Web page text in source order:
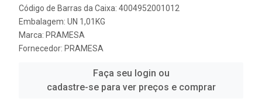
Código de Barras da Caixa: 4004952001012
Embalagem: UN 1,01KG
Marca: PRAMESA
Fornecedor: PRAMESA
Faça seu login ou
cadastre-se para ver preços e comprar